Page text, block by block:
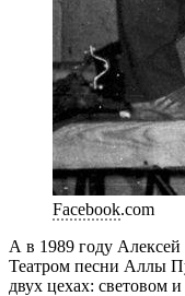
Facebook.com
А в 1989 году Алексей
Театром песни Аллы
двух цехах: световом